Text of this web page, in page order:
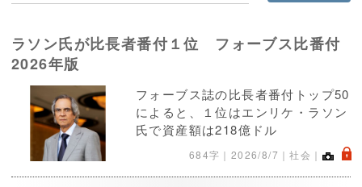
ラソン氏が比長者番付１位 フォーブス比番付
2026年版
フォーブス誌の比長者番付トップ50
によると、１位はエンリケ・ラソン
氏で資産額は218億ドル
684字｜ 2026/8/7 ｜社会｜ .